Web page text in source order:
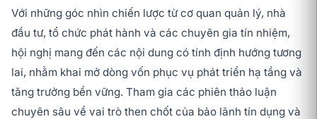
Với những góc nhìn chiến lược từ cơ quan quản lý, nhà
đầu tư, tổ chức phát hành và các chuyên gia tín nhiệm,
hội nghị mang đến các nội dung có tính định hướng tương
lai, nhằm khai mở dòng vốn phục vụ phát triển hạ tầng và
tăng trưởng bền vững. Tham gia các phiên thảo luận
chuyên sâu về vai trò then chốt của bảo lãnh tín dụng và